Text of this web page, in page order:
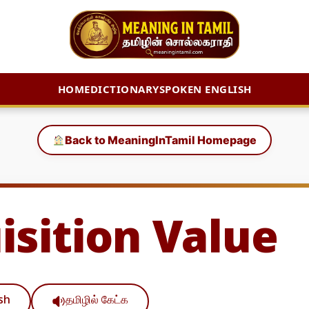
HOMEDICTIONARYSPOKEN ENGLISH
Back to MeaningInTamil Homepage
Value
தமிழில் கேட்க